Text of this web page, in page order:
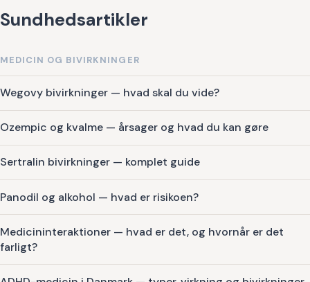
Sundhedsartikler
MEDICIN OG BIVIRKNINGER
Wegovy bivirkninger — hvad skal du vide?
Ozempic og kvalme — årsager og hvad du kan gøre
Sertralin bivirkninger — komplet guide
Panodil og alkohol — hvad er risikoen?
Medicininteraktioner — hvad er det, og hvornår er det
farligt?